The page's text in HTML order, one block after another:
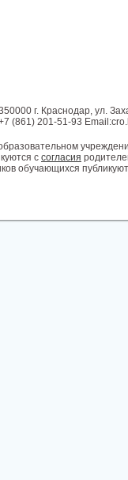
г. Краснодар, ул.
(861) 201-51-93
с согласия
обучающихся